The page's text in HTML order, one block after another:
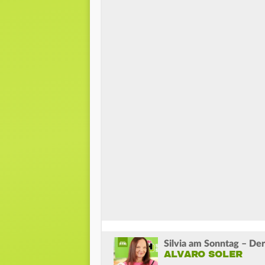
Silvia am Sonntag –
ALVARO SOLER